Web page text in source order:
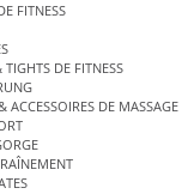
FITNESS
TIGHTS DE FITNESS
ACCESSOIRES DE MASSAGE